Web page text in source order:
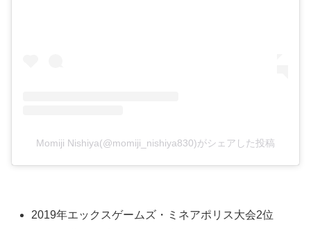
Momiji Nishiya(@momiji_nishiya830)がシェアした投稿
2019年エックスゲームズ・ミネアポリス大会2位